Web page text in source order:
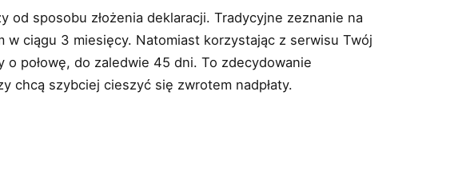
od sposobu złożenia deklaracji. Tradycyjne zeznanie na
w ciągu 3 miesięcy. Natomiast korzystając z serwisu Twój
połowę, do zaledwie 45 dni. To zdecydowanie
chcą szybciej cieszyć się zwrotem nadpłaty.